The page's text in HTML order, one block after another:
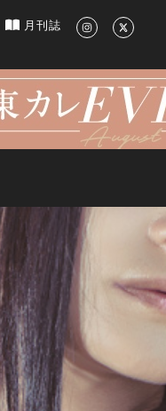
されたライフスタイル情報
月刊誌